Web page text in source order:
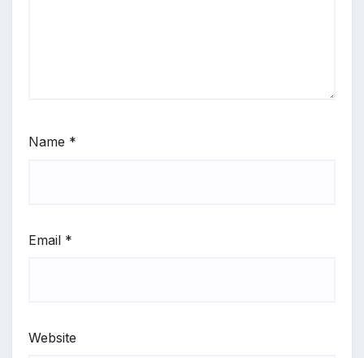
Name *
Email *
Website